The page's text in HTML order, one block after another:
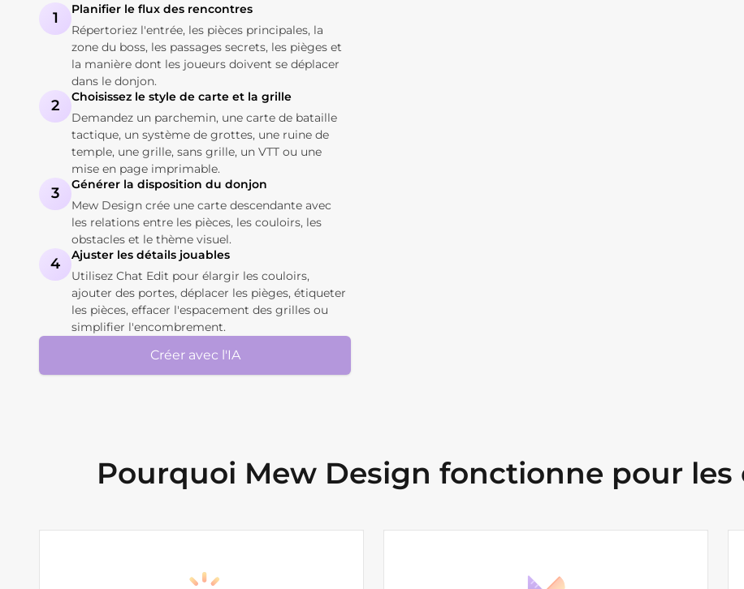
1
Planifier le flux des rencontres
Répertoriez l'entrée, les pièces principales, la
zone du boss, les passages secrets, les pièges et
la manière dont les joueurs doivent se déplacer
dans le donjon.
2
Choisissez le style de carte et la grille
Demandez un parchemin, une carte de bataille
tactique, un système de grottes, une ruine de
temple, une grille, sans grille, un VTT ou une
mise en page imprimable.
3
Générer la disposition du donjon
Mew Design crée une carte descendante avec
les relations entre les pièces, les couloirs, les
obstacles et le thème visuel.
4
Ajuster les détails jouables
Utilisez Chat Edit pour élargir les couloirs,
ajouter des portes, déplacer les pièges, étiqueter
les pièces, effacer l'espacement des grilles ou
simplifier l'encombrement.
Créer avec l'IA
Pourquoi Mew Design fonctionne pour les